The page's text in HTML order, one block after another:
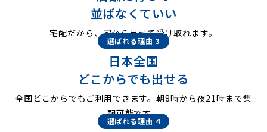
並ばなくていい
宅配だから、家から出せて受け取れます。
選ばれる理由 3
日本全国
どこからでも出せる
全国どこからでもご利用できます。朝8時から夜21時まで集
配可能です。
選ばれる理由 4